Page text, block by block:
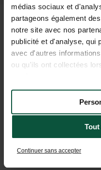
médias sociaux et
partageons également
notre site avec nos
publicité et d'analyse, qui
avec d'autres
ou qu'ils ont collectées
Continuer sans accepter
TOUTES LES
UTILES